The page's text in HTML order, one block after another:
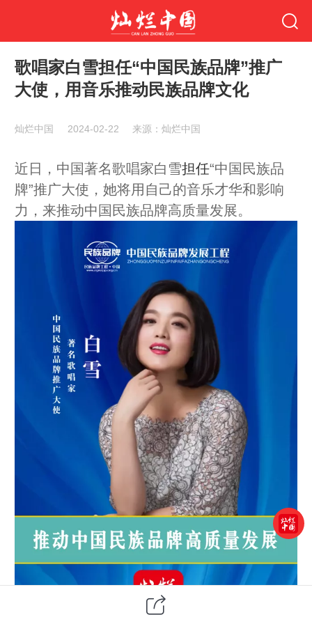
歌唱家白雪担任“中国民族品牌”推广
大使，用音乐推动民族品牌文化
灿烂中国 2024-02-22 来源：灿烂中国
近日，中国著名歌唱家白雪担任“中国民族品
牌”推广大使，她将用自己的音乐才华和影响
力，来推动中国民族品牌高质量发展。